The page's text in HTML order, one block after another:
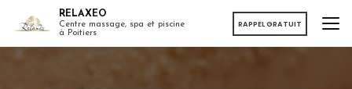
RELAXEO
Centre massage, spa et piscine
à Poitiers
RAPPEL GRATUIT